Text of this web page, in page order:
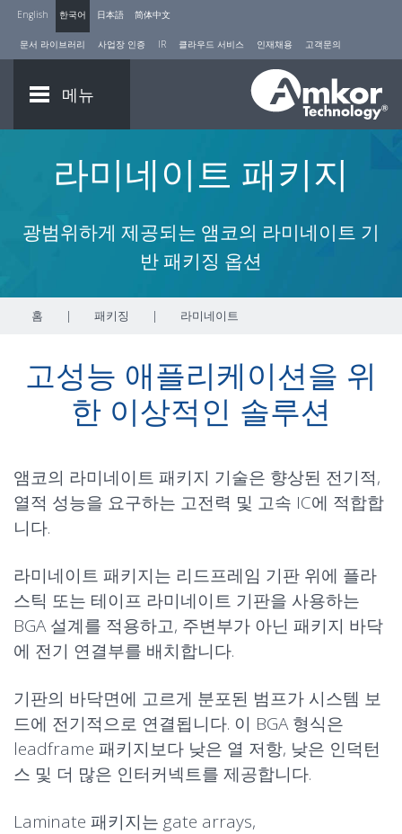
English 한국어 日本語 简体中文
문서 라이브러리 사업장 인증 IR 클라우드 서비스 인재채용 고객문의
메뉴
라미네이트 패키지
광범위하게 제공되는 앰코의 라미네이트 기
반 패키징 옵션
홈 | 패키징 | 라미네이트
고성능 애플리케이션을 위
한 이상적인 솔루션
앰코의 라미네이트 패키지 기술은 향상된 전기적,
열적 성능을 요구하는 고전력 및 고속 IC에 적합합
니다.
라미네이트 패키지는 리드프레임 기판 위에 플라
스틱 또는 테이프 라미네이트 기판을 사용하는
BGA 설계를 적용하고, 주변부가 아닌 패키지 바닥
에 전기 연결부를 배치합니다.
기판의 바닥면에 고르게 분포된 범프가 시스템 보
드에 전기적으로 연결됩니다. 이 BGA 형식은
leadframe 패키지보다 낮은 열 저항, 낮은 인덕턴
스 및 더 많은 인터커넥트를 제공합니다.
Laminate 패키지는 gate arrays,